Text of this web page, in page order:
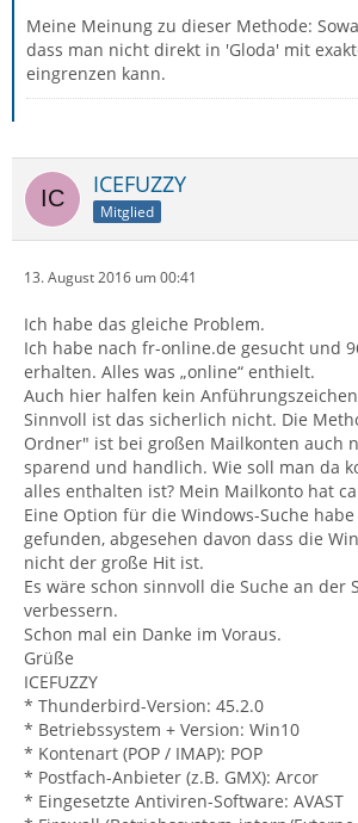
Meine Meinung zu dieser Methode:
dass man nicht direkt in 'Gloda' mit
eingrenzen kann.
ICEFUZZY
Mitglied
13. August 2016 um 00:41
Ich habe das gleiche Problem.
Ich habe nach fr-online.de gesucht und
erhalten. Alles was „online“ enthielt.
Auch hier halfen kein Anführungszeichen
Sinnvoll ist das sicherlich nicht. Die
Ordner" ist bei großen Mailkonten auch
sparend und handlich. Wie soll man da
alles enthalten ist? Mein Mailkonto hat
Eine Option für die Windows-Suche
gefunden, abgesehen davon dass die
nicht der große Hit ist.
Es wäre schon sinnvoll die Suche an der
verbessern.
Schon mal ein Danke im Voraus.
Grüße
ICEFUZZY
* Thunderbird-Version: 45.2.0
* Betriebssystem + Version: Win10
* Kontenart (POP / IMAP): POP
* Postfach-Anbieter (z.B. GMX): Arcor
* Eingesetzte Antiviren-Software: AVAST